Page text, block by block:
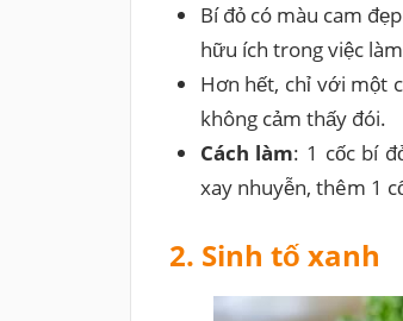
Bí đỏ có màu cam
hữu ích trong việc
Hơn hết, chỉ với một
không cảm thấy đói.
Cách làm: 1 cốc bí
xay nhuyễn, thêm 1
2. Sinh tố xanh